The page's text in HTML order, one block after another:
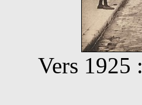
Vers 1925